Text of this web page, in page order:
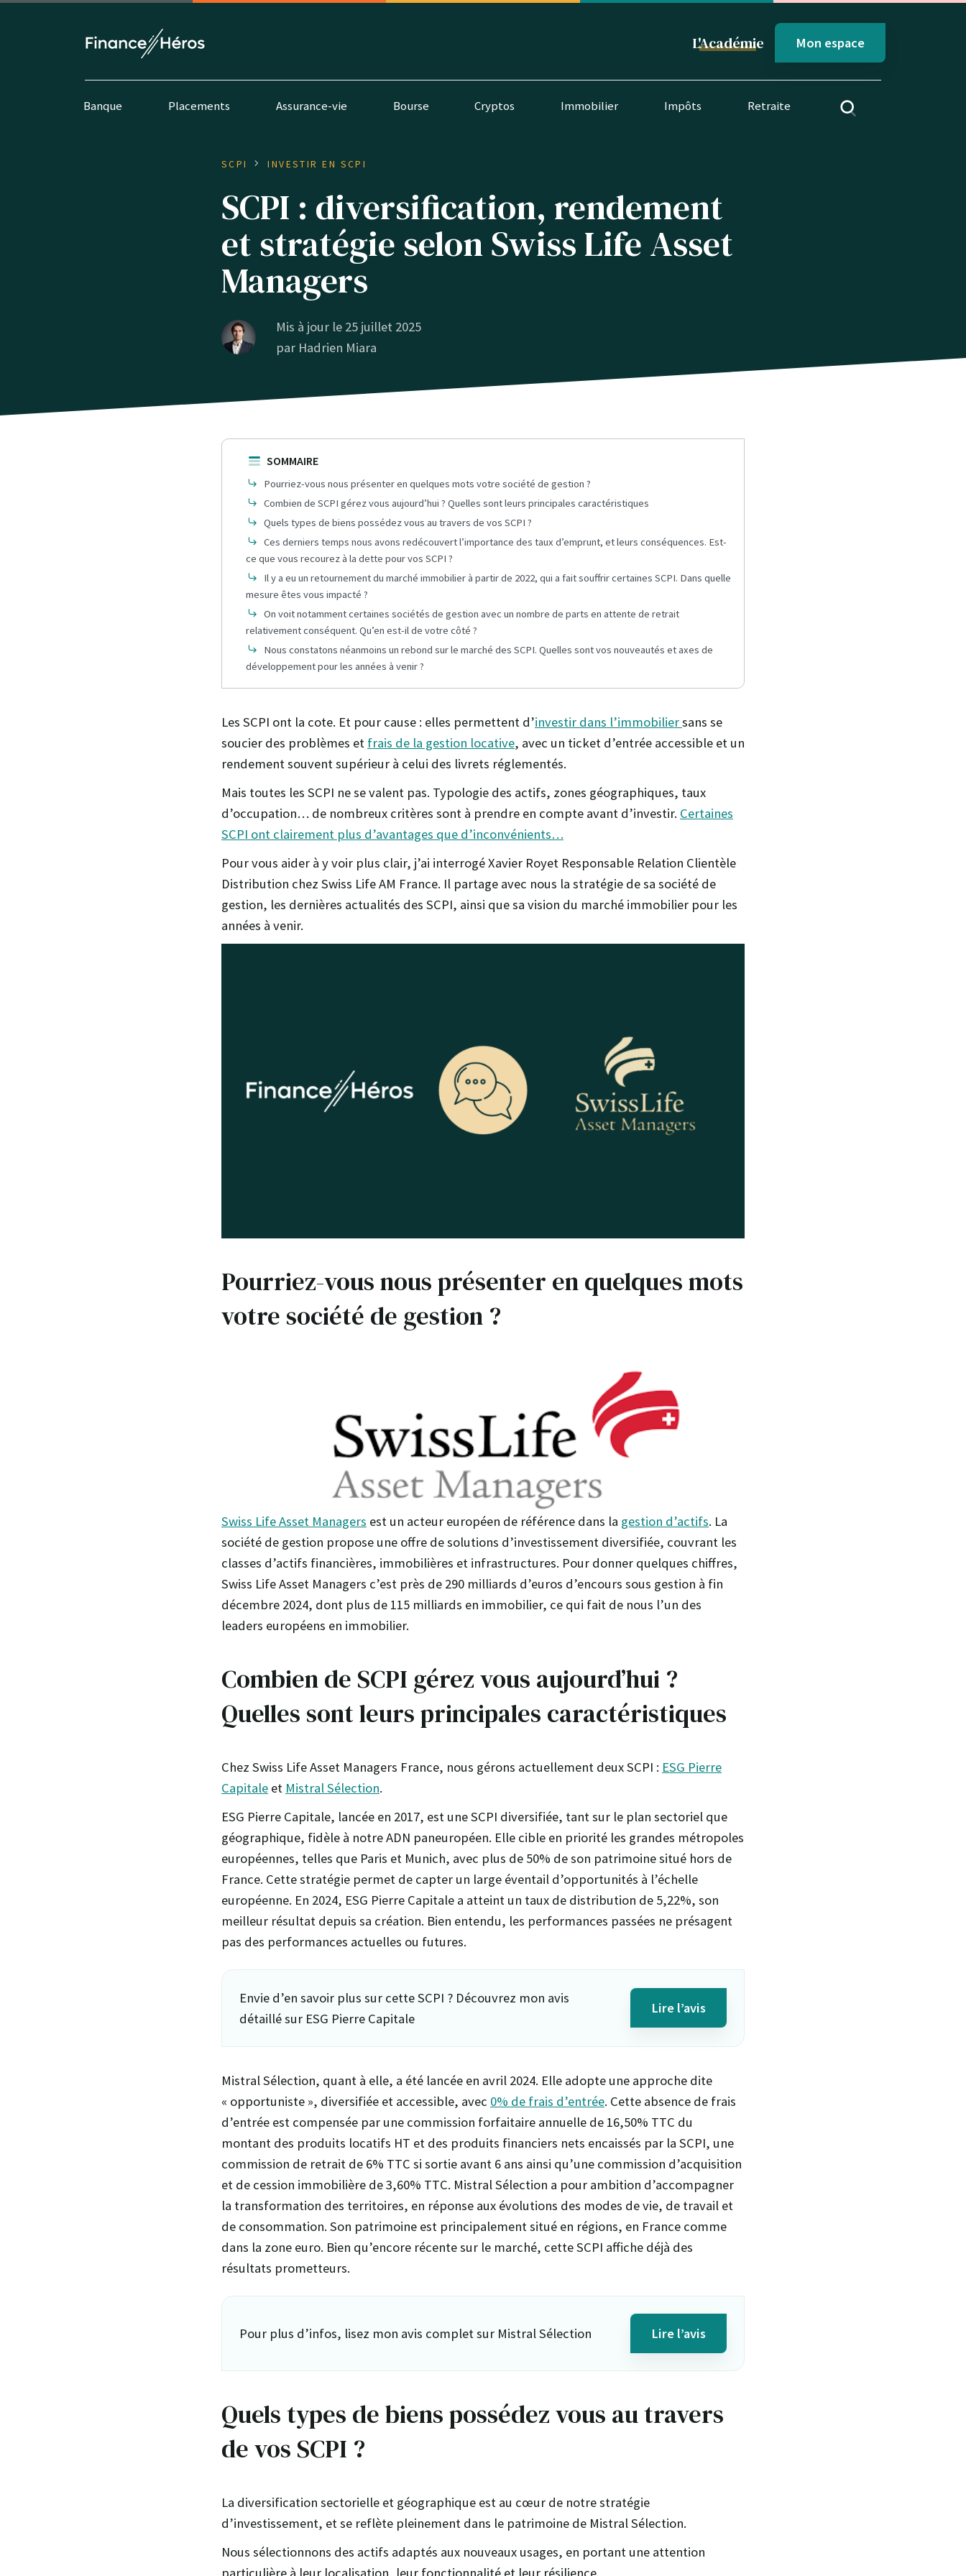
L'Académie Mon espace
Banque Placements Assurance-vie Bourse Cryptos Immobilier Impôts Retraite
SCPI INVESTIR EN SCPI
SCPI : diversification, rendement
et stratégie selon Swiss Life Asset
Managers
Mis à jour le 25 juillet 2025
par Hadrien Miara
SOMMAIRE
Pourriez-vous nous présenter en quelques mots votre société de gestion ?
Combien de SCPI gérez vous aujourd’hui ? Quelles sont leurs principales caractéristiques
Quels types de biens possédez vous au travers de vos SCPI ?
Ces derniers temps nous avons redécouvert l’importance des taux d’emprunt, et leurs conséquences. Est-
ce que vous recourez à la dette pour vos SCPI ?
Il y a eu un retournement du marché immobilier à partir de 2022, qui a fait souffrir certaines SCPI. Dans quelle
mesure êtes vous impacté ?
On voit notamment certaines sociétés de gestion avec un nombre de parts en attente de retrait
relativement conséquent. Qu’en est-il de votre côté ?
Nous constatons néanmoins un rebond sur le marché des SCPI. Quelles sont vos nouveautés et axes de
développement pour les années à venir ?
Les SCPI ont la cote. Et pour cause : elles permettent d’investir dans l’immobiliersans se
soucier des problèmes et frais de la gestion locative, avec un ticket d’entrée accessible et un
rendement souvent supérieur à celui des livrets réglementés.
Mais toutes les SCPI ne se valent pas. Typologie des actifs, zones géographiques, taux
d’occupation… de nombreux critères sont à prendre en compte avant d’investir. Certaines
SCPI ont clairement plus d’avantages que d’inconvénients…
Pour vous aider à y voir plus clair, j’ai interrogé Xavier Royet Responsable Relation Clientèle
Distribution chez Swiss Life AM France. Il partage avec nous la stratégie de sa société de
gestion, les dernières actualités des SCPI, ainsi que sa vision du marché immobilier pour les
années à venir.
Pourriez-vous nous présenter en quelques mots
votre société de gestion ?
Swiss Life Asset Managers est un acteur européen de référence dans la gestion d’actifs. La
société de gestion propose une offre de solutions d’investissement diversifiée, couvrant les
classes d’actifs financières, immobilières et infrastructures. Pour donner quelques chiffres,
Swiss Life Asset Managers c’est près de 290 milliards d’euros d’encours sous gestion à fin
décembre 2024, dont plus de 115 milliards en immobilier, ce qui fait de nous l’un des
leaders européens en immobilier.
Combien de SCPI gérez vous aujourd’hui ?
Quelles sont leurs principales caractéristiques
Chez Swiss Life Asset Managers France, nous gérons actuellement deux SCPI : ESG Pierre
Capitale et Mistral Sélection.
ESG Pierre Capitale, lancée en 2017, est une SCPI diversifiée, tant sur le plan sectoriel que
géographique, fidèle à notre ADN paneuropéen. Elle cible en priorité les grandes métropoles
européennes, telles que Paris et Munich, avec plus de 50% de son patrimoine situé hors de
France. Cette stratégie permet de capter un large éventail d’opportunités à l’échelle
européenne. En 2024, ESG Pierre Capitale a atteint un taux de distribution de 5,22%, son
meilleur résultat depuis sa création. Bien entendu, les performances passées ne présagent
pas des performances actuelles ou futures.
Envie d’en savoir plus sur cette SCPI ? Découvrez mon avis
détaillé sur ESG Pierre Capitale
Lire l’avis
Mistral Sélection, quant à elle, a été lancée en avril 2024. Elle adopte une approche dite
« opportuniste », diversifiée et accessible, avec 0% de frais d’entrée. Cette absence de frais
d’entrée est compensée par une commission forfaitaire annuelle de 16,50% TTC du
montant des produits locatifs HT et des produits financiers nets encaissés par la SCPI, une
commission de retrait de 6% TTC si sortie avant 6 ans ainsi qu’une commission d’acquisition
et de cession immobilière de 3,60% TTC. Mistral Sélection a pour ambition d’accompagner
la transformation des territoires, en réponse aux évolutions des modes de vie, de travail et
de consommation. Son patrimoine est principalement situé en régions, en France comme
dans la zone euro. Bien qu’encore récente sur le marché, cette SCPI affiche déjà des
résultats prometteurs.
Pour plus d’infos, lisez mon avis complet sur Mistral Sélection Lire l’avis
Quels types de biens possédez vous au travers
de vos SCPI ?
La diversification sectorielle et géographique est au cœur de notre stratégie
d’investissement, et se reflète pleinement dans le patrimoine de Mistral Sélection.
Nous sélectionnons des actifs adaptés aux nouveaux usages, en portant une attention